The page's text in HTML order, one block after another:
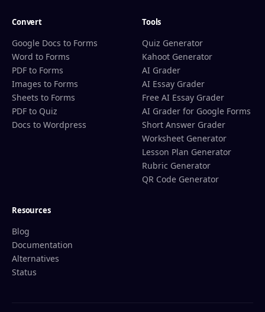
Convert
Google Docs to Forms
Word to Forms
PDF to Forms
Images to Forms
Sheets to Forms
PDF to Quiz
Docs to Wordpress
Tools
Quiz Generator
Kahoot Generator
AI Grader
AI Essay Grader
Free AI Essay Grader
AI Grader for Google Forms
Short Answer Grader
Worksheet Generator
Lesson Plan Generator
Rubric Generator
QR Code Generator
Resources
Blog
Documentation
Alternatives
Status